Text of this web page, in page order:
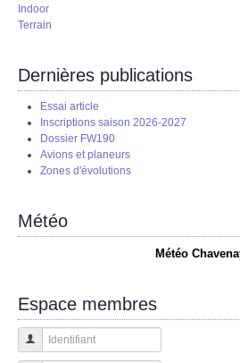
Indoor
Terrain
Dernières publications
Essai article
Inscriptions saison 2026-2027
Dossier FW190
Avions et planeurs
Zones d'évolutions
Météo
Météo
Espace membres
Identifiant